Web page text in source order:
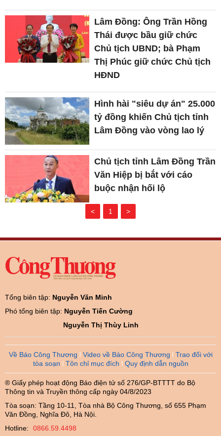
Lâm Đồng: Ông Trần Hồng
Thái được bầu giữ chức
Chủ tịch UBND; bà Phạm
Thị Phúc giữ chức Chủ tịch
HĐND
Hình hài "siêu dự án" 25.000
tỷ đồng khiến Chủ tịch tỉnh
Lâm Đồng vào vòng lao lý
Chủ tịch tỉnh Lâm Đồng Trần
Văn Hiệp bị bắt với cáo
buộc nhận hối lộ
< 1 >
Tổng biên tập: Nguyễn Văn Minh
Phó tổng biên tập: Nguyễn Tiến Cường
Nguyễn Thị Thùy Linh
Về Báo Công Thương Video về Báo Công Thương
Trao đổi với
tòa soạn
Tôn chỉ mục đích Quy định dẫn nguồn
® Giấy phép hoạt động Báo điện tử số 276/GP-BTTTT do Bộ
Thông tin và Truyền thông cấp ngày 04/8/2023
Tòa soạn: Tầng 10-11, Tòa nhà Bộ Công Thương, số 655 Phạm
Văn Đồng, Nghĩa Đô, Hà Nội.
Hotline:
0866.59.4498